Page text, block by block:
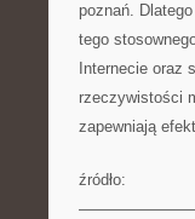
poznań.
tego
Internecie oraz
rzeczywistości
zapewniają
źródło: